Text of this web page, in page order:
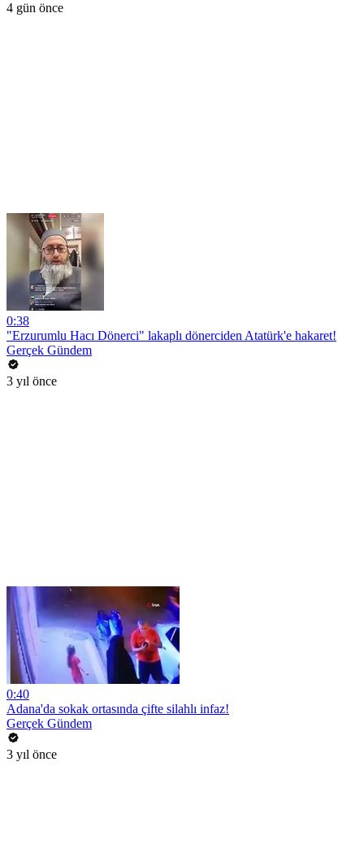
4 gün önce
0:38
"Erzurumlu Hacı Dönerci" lakaplı dönerciden Atatürk'e hakaret!
Gerçek Gündem
3 yıl önce
0:40
Adana'da sokak ortasında çifte silahlı infaz!
Gerçek Gündem
3 yıl önce